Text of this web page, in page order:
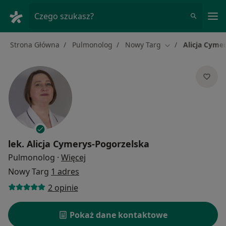
Czego szukasz?
Strona Główna Pulmonolog Nowy Targ Zmień miasto
Alicja
lek. Alicja Cymerys-Pogorzelska
Pulmonolog · Więcej
Nowy Targ 1 adres
2 opinie
Pokaż dane kontaktowe